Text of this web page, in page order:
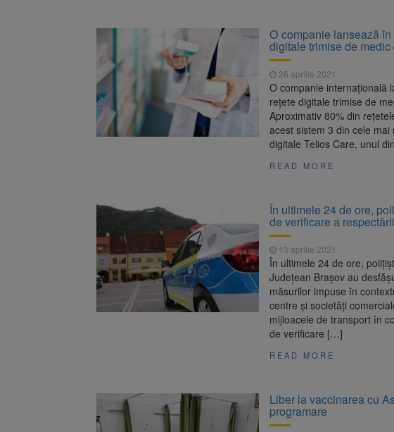
O companie lansează
digitale trimise de
26 aprilie 2021
O companie internațională
rețete digitale trimise de
Aproximativ 80% din
acest sistem 3 din cele
digitale Telios Care, unul
READ MORE
În ultimele 24 de ore,
de verificare a
13 aprilie 2021
În ultimele 24 de ore,
Județean Brașov au
măsurilor impuse în
centre și societăți
mijloacele de transport în
de verificare […]
READ MORE
Liber la vaccinarea cu
programare